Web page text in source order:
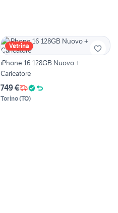
Vetrina
iPhone 16 128GB Nuovo +
Caricatore
749 €
Torino(TO)